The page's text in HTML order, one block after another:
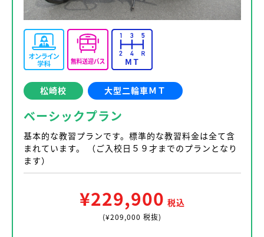
松崎校 大型二輪車ＭＴ
ベーシックプラン
基本的な教習プランです。標準的な教習料金は全て含
まれています。 （ご入校日５９才までのプランとなり
ます）
¥229,900 税込
(¥209,000 税抜)